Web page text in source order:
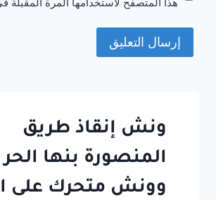
هذا المتصفح لاستخدامها المرة المقبلة
ونش إنقاذ طريق
المنصورة بنها الحر |
وونش متحرك على